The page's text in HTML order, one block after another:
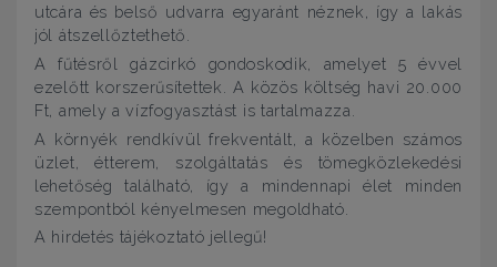
utcára és belső udvarra egyaránt néznek, így a lakás
jól átszellőztethető.
A fűtésről gázcirkó gondoskodik, amelyet 5 évvel
ezelőtt korszerűsítettek. A közös költség havi 20.000
Ft, amely a vízfogyasztást is tartalmazza.
A környék rendkívül frekventált, a közelben számos
üzlet, étterem, szolgáltatás és tömegközlekedési
lehetőség található, így a mindennapi élet minden
szempontból kényelmesen megoldható.
A hirdetés tájékoztató jellegű!